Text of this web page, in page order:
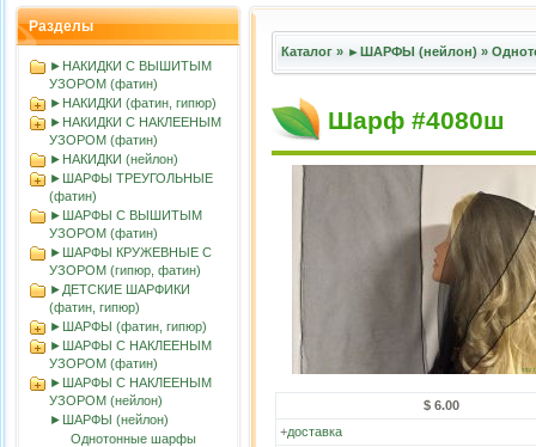
Разделы
►НАКИДКИ С ВЫШИТЫМ
УЗОРОМ (фатин)
►НАКИДКИ (фатин, гипюр)
►НАКИДКИ С НАКЛЕЕНЫМ
УЗОРОМ (фатин)
►НАКИДКИ (нейлон)
►ШАРФЫ ТРЕУГОЛЬНЫЕ
(фатин)
►ШАРФЫ С ВЫШИТЫМ
УЗОРОМ (фатин)
►ШАРФЫ КРУЖЕВНЫЕ С
УЗОРОМ (гипюр, фатин)
►ДЕТСКИЕ ШАРФИКИ
(фатин, гипюр)
►ШАРФЫ (фатин, гипюр)
►ШАРФЫ С НАКЛЕЕНЫМ
УЗОРОМ (фатин)
►ШАРФЫ С НАКЛЕЕНЫМ
УЗОРОМ (нейлон)
►ШАРФЫ (нейлон)
Однотонные шарфы
Каталог » ►ШАРФЫ (нейлон) »
Шарф #4080ш
$ 6.00
+доставка